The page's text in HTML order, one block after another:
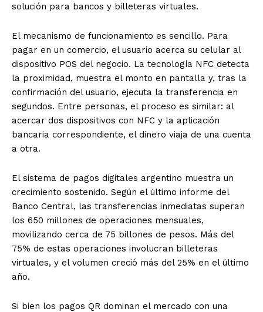
solución para bancos y billeteras virtuales.
El mecanismo de funcionamiento es sencillo. Para
pagar en un comercio, el usuario acerca su celular al
dispositivo POS del negocio. La tecnología NFC detecta
la proximidad, muestra el monto en pantalla y, tras la
confirmación del usuario, ejecuta la transferencia en
segundos. Entre personas, el proceso es similar: al
acercar dos dispositivos con NFC y la aplicación
bancaria correspondiente, el dinero viaja de una cuenta
a otra.
El sistema de pagos digitales argentino muestra un
crecimiento sostenido. Según el último informe del
Banco Central, las transferencias inmediatas superan
los 650 millones de operaciones mensuales,
movilizando cerca de 75 billones de pesos. Más del
75% de estas operaciones involucran billeteras
virtuales, y el volumen creció más del 25% en el último
año.
Si bien los pagos QR dominan el mercado con una